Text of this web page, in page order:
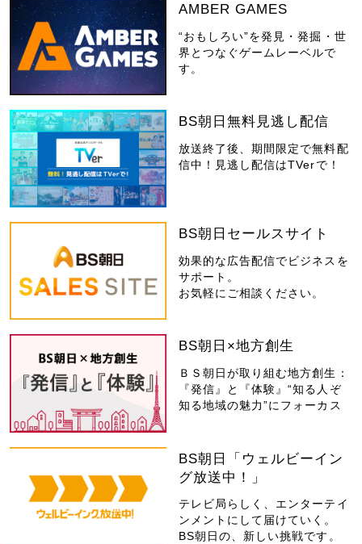
AMBER GAMES
“おもしろい”を発見・発掘・世
界とつなぐゲームレーベルで
す。
BS朝日無料見逃し配信
放送終了後、期間限定で無料配
信中！見逃し配信はTVerで！
BS朝日セールスサイト
効果的な広告配信でビジネスを
サポート。
お気軽にご相談ください。
BS朝日×地方創生
ＢＳ朝日が取り組む地方創生：
『発信』と『体験』“知る人ぞ
知る地域の魅力”にフォーカス
BS朝日「ウェルビーイン
グ放送中！」
テレビ局らしく、エンターテイ
ンメントにして届けていく。
BS朝日の、新しい挑戦です。